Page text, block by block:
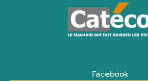
Facebook